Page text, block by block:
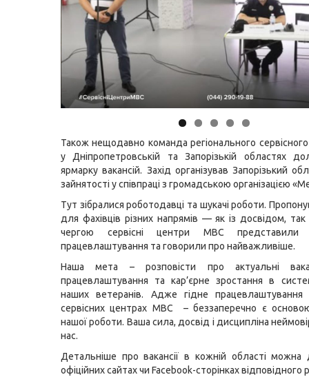
Також нещодавно команда регіонального
у Дніпропетровській та Запорізькій областях
ярмарку вакансій. Захід організував Запорізький
зайнятості у співпраці з громадською організацією
Тут зібралися роботодавці та шукачі роботи.
для фахівців різних напрямів — як із досвідом,
чергою сервісні центри МВС представили
працевлаштування та говорили про найважливіше.
Наша мета – розповісти про актуальні
працевлаштування та кар’єрне зростання в
наших ветеранів. Адже гідне працевлаштування
сервісних центрах МВС – беззаперечно є
нашої роботи. Ваша сила, досвід і дисципліна
нас.
Детальніше про вакансії в кожній області можна
офіційних сайтах чи Facebook-сторінках відповідного